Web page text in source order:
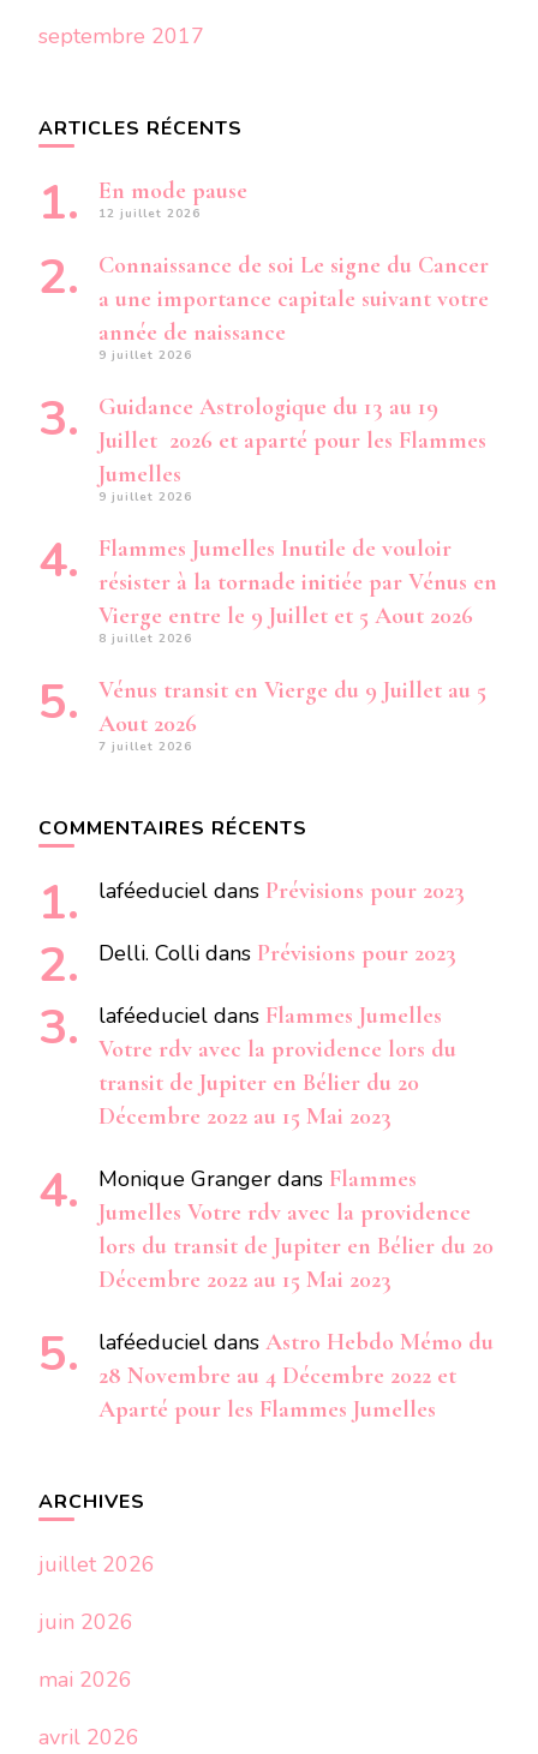
septembre 2017
ARTICLES RÉCENTS
En mode pause
12 juillet 2026
Connaissance de soi Le signe du Cancer
a une importance capitale suivant votre
année de naissance
9 juillet 2026
Guidance Astrologique du 13 au 19
Juillet 2026 et aparté pour les Flammes
Jumelles
9 juillet 2026
Flammes Jumelles Inutile de vouloir
résister à la tornade initiée par Vénus en
Vierge entre le 9 Juillet et 5 Aout 2026
8 juillet 2026
Vénus transit en Vierge du 9 Juillet au 5
Aout 2026
7 juillet 2026
COMMENTAIRES RÉCENTS
laféeduciel dans Prévisions pour 2023
Delli. Colli dans Prévisions pour 2023
laféeduciel dans Flammes Jumelles
Votre rdv avec la providence lors du
transit de Jupiter en Bélier du 20
Décembre 2022 au 15 Mai 2023
Monique Granger dans Flammes
Jumelles Votre rdv avec la providence
lors du transit de Jupiter en Bélier du 20
Décembre 2022 au 15 Mai 2023
laféeduciel dans Astro Hebdo Mémo du
28 Novembre au 4 Décembre 2022 et
Aparté pour les Flammes Jumelles
ARCHIVES
juillet 2026
juin 2026
mai 2026
avril 2026